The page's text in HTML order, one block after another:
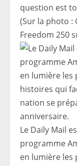
question est
(Sur la photo :
Freedom 250
Le Daily Mail
programme
en lumière les